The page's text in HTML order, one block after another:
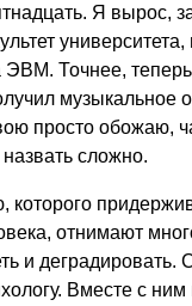
Я вырос,
Точнее,
музыкальное
просто обожаю,
сложно.
которого
отнимают
и деградировать.
Вместе с